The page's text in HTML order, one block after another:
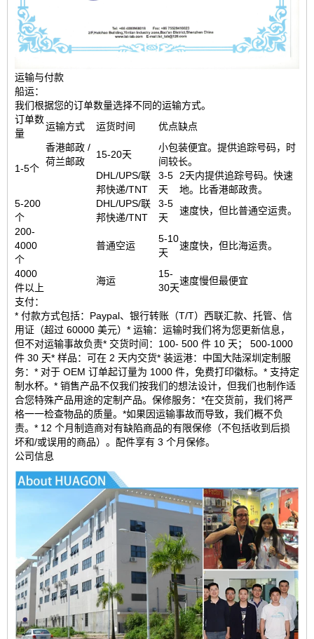
运输与付款
船运：
我们根据您的订单数量选择不同的运输方式。
订单数
量
运输方式 运货时间 优点缺点
1-5个
香港邮政 /
荷兰邮政
15-20天
小包装便宜。提供追踪号码，时
间较长。
DHL/UPS/联
邦快递/TNT
3-5
天
2天内提供追踪号码。快速
地。比香港邮政贵。
5-200
个
DHL/UPS/联
邦快递/TNT
3-5
天
速度快，但比普通空运贵。
200-
4000
个
普通空运
5-10
天
速度快，但比海运贵。
4000
件以上
海运
15-
30天
速度慢但最便宜
支付：
* 付款方式包括：Paypal、银行转账（T/T）西联汇款、托管、信
用证（超过 60000 美元）* 运输：运输时我们将为您更新信息，
但不对运输事故负责* 交货时间：100- 500 件 10 天； 500-1000
件 30 天* 样品：可在 2 天内交货* 装运港：中国大陆深圳定制服
务：* 对于 OEM 订单起订量为 1000 件，免费打印徽标。* 支持定
制水杯。* 销售产品不仅我们按我们的想法设计，但我们也制作适
合您特殊产品用途的定制产品。保修服务：*在交货前，我们将严
格一一检查物品的质量。*如果因运输事故而导致，我们概不负
责。* 12 个月制造商对有缺陷商品的有限保修（不包括收到后损
坏和/或误用的商品）。配件享有 3 个月保修。
公司信息